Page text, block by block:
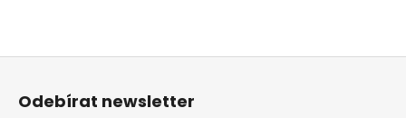
Odebírat newsletter